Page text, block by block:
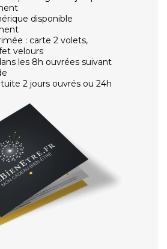
disponible
: carte 2 volets,
velours
les 8h ouvrées suivant
2 jours ouvrés ou 24h